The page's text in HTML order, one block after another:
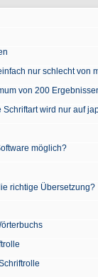
nur schlecht von
von 200
wird nur auf
möglich?
richtige Übersetzung?